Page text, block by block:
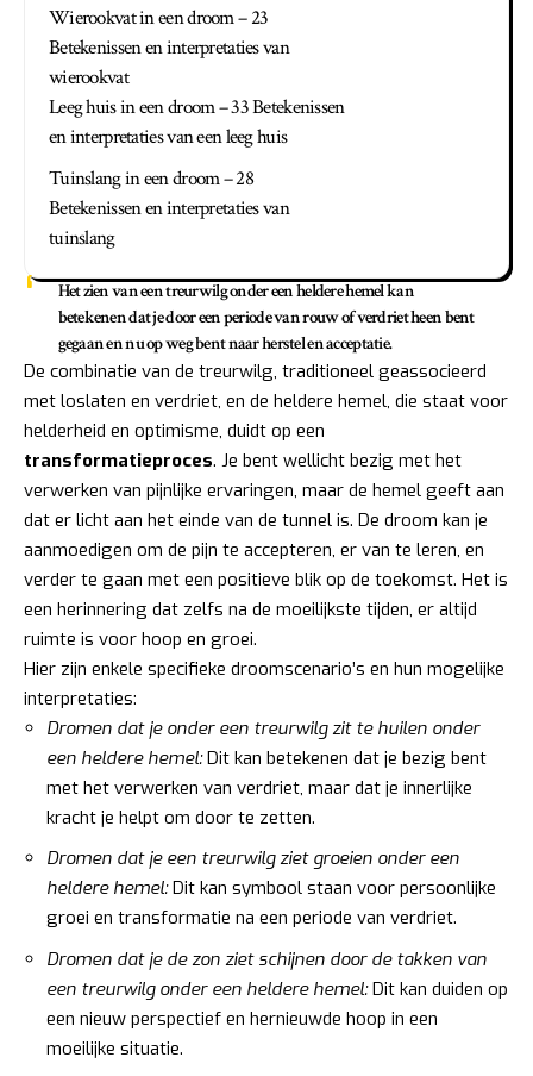
Wierookvat in een droom – 23
Betekenissen en interpretaties van
wierookvat
Leeg huis in een droom – 33 Betekenissen
en interpretaties van een leeg huis
Tuinslang in een droom – 28
Betekenissen en interpretaties van
tuinslang
Het zien van een treurwilg onder een heldere hemel kan
betekenen dat je door een periode van rouw of verdriet heen bent
gegaan en nu op weg bent naar herstel en acceptatie.
De combinatie van de treurwilg, traditioneel geassocieerd
met loslaten en verdriet, en de heldere hemel, die staat voor
helderheid en optimisme, duidt op een
transformatieproces. Je bent wellicht bezig met het
verwerken van pijnlijke ervaringen, maar de hemel geeft aan
dat er licht aan het einde van de tunnel is. De droom kan je
aanmoedigen om de pijn te accepteren, er van te leren, en
verder te gaan met een positieve blik op de toekomst. Het is
een herinnering dat zelfs na de moeilijkste tijden, er altijd
ruimte is voor hoop en groei.
Hier zijn enkele specifieke droomscenario’s en hun mogelijke
interpretaties:
Dromen dat je onder een treurwilg zit te huilen onder
een heldere hemel:Dit kan betekenen dat je bezig bent
met het verwerken van verdriet, maar dat je innerlijke
kracht je helpt om door te zetten.
Dromen dat je een treurwilg ziet groeien onder een
heldere hemel:Dit kan symbool staan voor persoonlijke
groei en transformatie na een periode van verdriet.
Dromen dat je de zon ziet schijnen door de takken van
een treurwilg onder een heldere hemel:Dit kan duiden op
een nieuw perspectief en hernieuwde hoop in een
moeilijke situatie.